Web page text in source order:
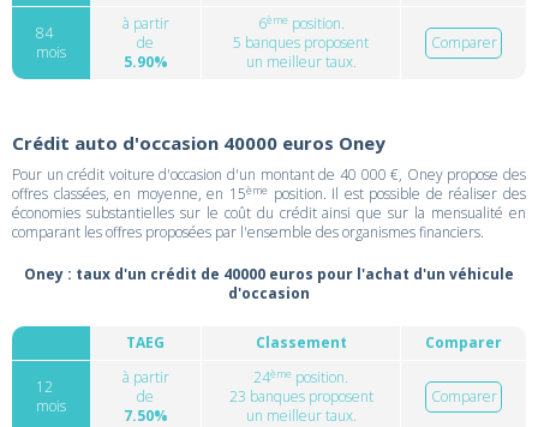
84
mois
à partir
de
5.90%
6èmeposition.
5 banques proposent
un meilleur taux.
Comparer
Crédit auto d'occasion 40000 euros Oney
Pour un crédit voiture d'occasion d'un montant de 40 000 €, Oney propose des
offres classées, en moyenne, en 15èmeposition. Il est possible de réaliser des
économies substantielles sur le coût du crédit ainsi que sur la mensualité en
comparant les offres proposées par l'ensemble des organismes financiers.
Oney : taux d'un crédit de 40000 euros pour l'achat d'un véhicule
d'occasion
TAEG Classement Comparer
12
mois
à partir
de
7.50%
24ème position.
23 banques proposent
un meilleur taux.
Comparer